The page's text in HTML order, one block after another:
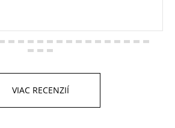
VIAC RECENZIÍ